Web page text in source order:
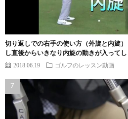
切り返しでの右手の使い方（外旋と内旋
し直後からいきなり内旋の動きが入って
2018.06.19 ゴルフのレッスン動画